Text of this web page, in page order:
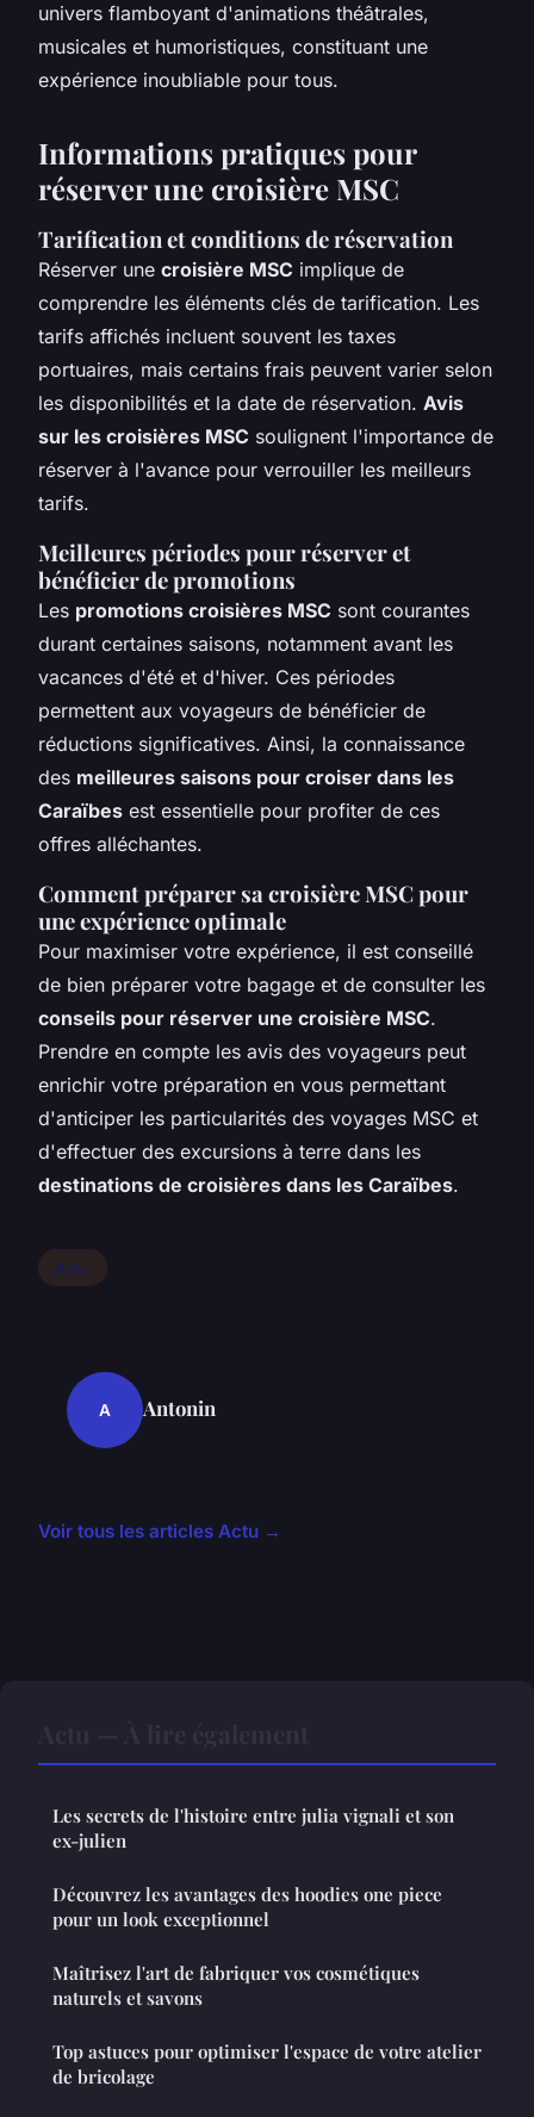
univers flamboyant d'animations théâtrales,
musicales et humoristiques, constituant une
expérience inoubliable pour tous.
Informations pratiques pour
réserver une croisière MSC
Tarification et conditions de réservation
Réserver une croisière MSC implique de
comprendre les éléments clés de tarification. Les
tarifs affichés incluent souvent les taxes
portuaires, mais certains frais peuvent varier selon
les disponibilités et la date de réservation. Avis
sur les croisières MSC soulignent l'importance de
réserver à l'avance pour verrouiller les meilleurs
tarifs.
Meilleures périodes pour réserver et
bénéficier de promotions
Les promotions croisières MSC sont courantes
durant certaines saisons, notamment avant les
vacances d'été et d'hiver. Ces périodes
permettent aux voyageurs de bénéficier de
réductions significatives. Ainsi, la connaissance
des meilleures saisons pour croiser dans les
Caraïbes est essentielle pour profiter de ces
offres alléchantes.
Comment préparer sa croisière MSC pour
une expérience optimale
Pour maximiser votre expérience, il est conseillé
de bien préparer votre bagage et de consulter les
conseils pour réserver une croisière MSC.
Prendre en compte les avis des voyageurs peut
enrichir votre préparation en vous permettant
d'anticiper les particularités des voyages MSC et
d'effectuer des excursions à terre dans les
destinations de croisières dans les Caraïbes.
Actu
A Antonin
Voir tous les articles Actu →
Les secrets de l'histoire entre julia vignali et son
ex-julien
Découvrez les avantages des hoodies one piece
pour un look exceptionnel
Maîtrisez l'art de fabriquer vos cosmétiques
naturels et savons
Top astuces pour optimiser l'espace de votre atelier
de bricolage